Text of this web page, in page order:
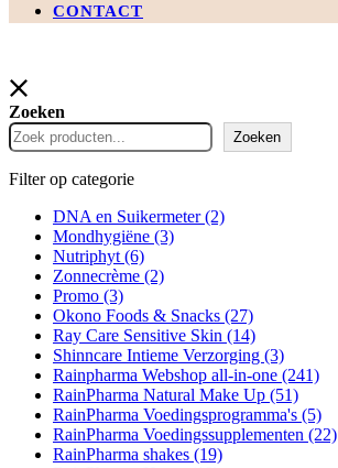
CONTACT
Zoeken
Zoeken
Filter op categorie
DNA en Suikermeter(2)
Mondhygiëne (3)
Nutriphyt (6)
Zonnecrème (2)
Promo (3)
Okono Foods & Snacks (27)
Ray Care Sensitive Skin (14)
Shinncare Intieme Verzorging (3)
Rainpharma Webshop all-in-one (241)
RainPharma Natural Make Up (51)
RainPharma Voedingsprogramma's (5)
RainPharma Voedingssupplementen (22)
RainPharma shakes (19)